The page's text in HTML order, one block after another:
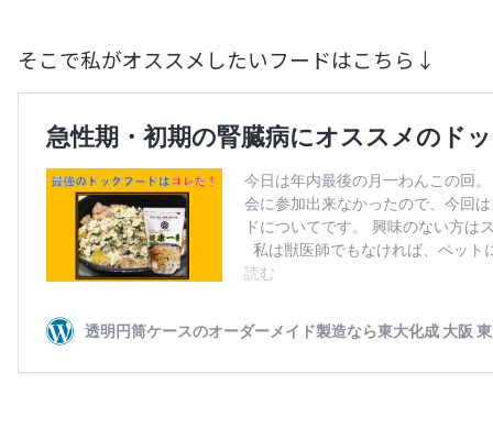
そこで私がオススメしたいフードはこちら↓